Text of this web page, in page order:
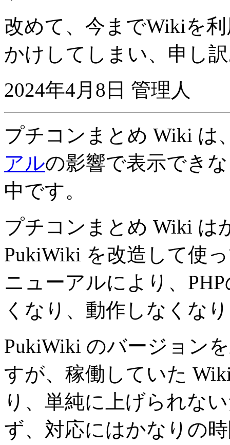
改めて、今までWikiを
かけしてしまい、申し
2024年4月8日 管理人
プチコンまとめ Wiki は
アルの影響で表示でき
中です。
プチコンまとめ Wiki は
PukiWiki を改造して使
ニューアルにより、
くなり、動作しなくな
PukiWiki のバージョン
すが、稼働していた
り、単純に上げられな
ず、対応にはかなりの